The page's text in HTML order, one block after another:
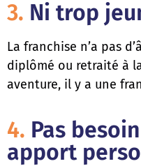
3. Ni trop
La franchise n’a pas
diplômé ou retraité à
aventure, il y a une
4. Pas
apport